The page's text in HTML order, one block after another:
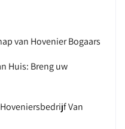
van Hovenier Bogaars
Huis: Breng uw
Van